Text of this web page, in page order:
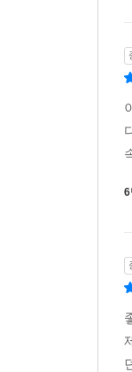
자
봄
낯
(……)
2.
농
아
만
6